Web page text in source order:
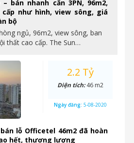
bán nhanh căn 3PN, 96m2,
như hình, view sông, giá
bộ
ngủ, 96m2, view sông, ban
thất cao cấp. The Sun…
lỗ Officetel 46m2 đã hoàn
hết, thương lượng
2.2 Tỷ
Diện tích:46 m2
Ngày đăng: 5-08-2020